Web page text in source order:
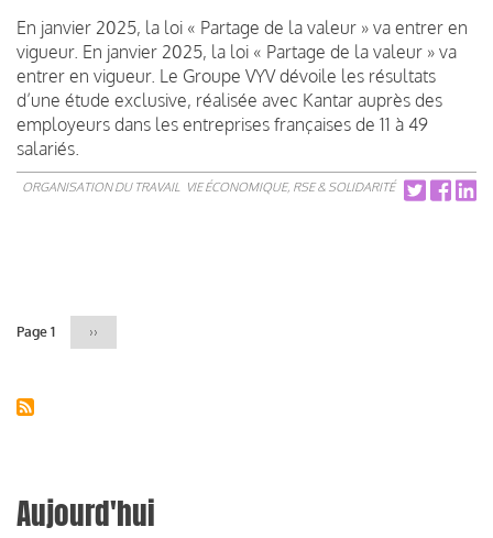
En janvier 2025, la loi « Partage de la valeur » va entrer en
vigueur. En janvier 2025, la loi « Partage de la valeur » va
entrer en vigueur. Le Groupe VYV dévoile les résultats
d’une étude exclusive, réalisée avec Kantar auprès des
employeurs dans les entreprises françaises de 11 à 49
salariés.
ORGANISATION DU TRAVAIL VIE ÉCONOMIQUE, RSE & SOLIDARITÉ
Page 1
Page
››
Aujourd'hui